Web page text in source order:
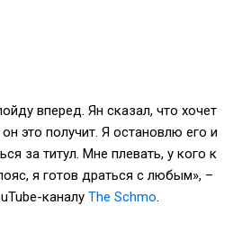
вперед. Ян сказал, что хочет
это получит. Я остановлю его и
за титул. Мне плевать, у кого к
я готов драться с любым», –
каналу The Schmo.